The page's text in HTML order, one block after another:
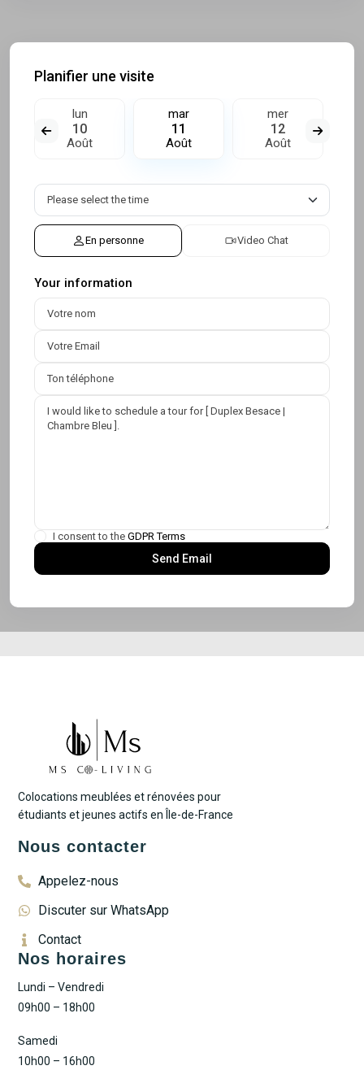
Planifier une visite
lun
10
Août
mar
11
Août
mer
12
Août
En personne Video Chat
Your information
I consent to the GDPR Terms
Colocations meublées et rénovées pour
étudiants et jeunes actifs en Île-de-France
Nous contacter
Appelez-nous
Discuter sur WhatsApp
Contact
Nos horaires
Lundi – Vendredi
09h00 – 18h00
Samedi
10h00 – 16h00